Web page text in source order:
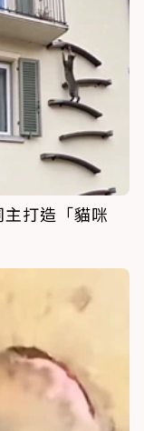
打造「貓咪